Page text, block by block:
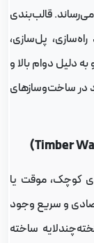
قالب‌بندی
پل‌سازی،
دوام بالا و
ساخت‌وسازهای
موقت یا
و سریع وجود
ساخته